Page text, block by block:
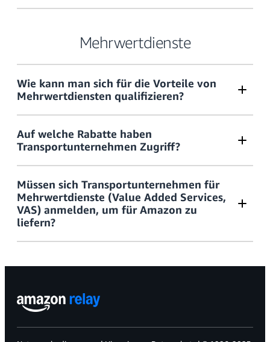
Mehrwertdienste
Wie kann man sich für die Vorteile von
Mehrwertdiensten qualifizieren?
Auf welche Rabatte haben
Transportunternehmen Zugriff?
Mehrwertdienste
Müssen sich Transportunternehmen für
Mehrwertdienste (Value Added Services,
VAS) anmelden, um für Amazon zu
liefern?